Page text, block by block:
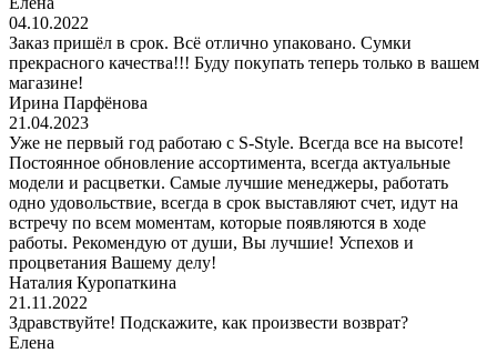
04.10.2022
Заказ пришёл в срок. Всё отлично упаковано. Сумки
прекрасного качества!!! Буду покупать теперь только в вашем
магазине!
Ирина Парфёнова
21.04.2023
Уже не первый год работаю с S-Style. Всегда все на высоте!
Постоянное обновление ассортимента, всегда актуальные
модели и расцветки. Самые лучшие менеджеры, работать
одно удовольствие, всегда в срок выставляют счет, идут на
встречу по всем моментам, которые появляются в ходе
работы. Рекомендую от души, Вы лучшие! Успехов и
процветания Вашему делу!
Наталия Куропаткина
21.11.2022
Здравствуйте! Подскажите, как произвести возврат?
Елена